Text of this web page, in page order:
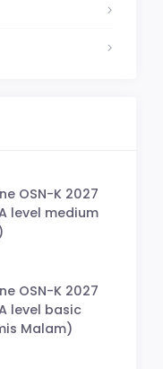
OSN-K 2027
level medium
OSN-K 2027
level basic
Malam)